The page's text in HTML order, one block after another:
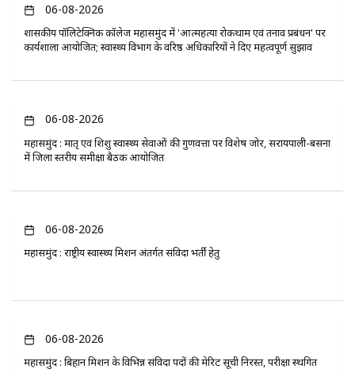
06-08-2026
​शासकीय पॉलिटेक्निक कॉलेज महासमुंद में 'आत्महत्या रोकथाम एवं तनाव प्रबंधन' पर
कार्यशाला आयोजित; स्वास्थ्य विभाग के वरिष्ठ अधिकारियों ने दिए महत्वपूर्ण सुझाव
06-08-2026
महासमुंद : मातृ एवं शिशु स्वास्थ्य सेवाओं की गुणवत्ता पर विशेष जोर, सरायपाली-बसना
में जिला स्तरीय समीक्षा बैठक आयोजित
06-08-2026
महासमुंद : राष्ट्रीय स्वास्थ्य मिशन अंतर्गत संविदा भर्ती हेतु
06-08-2026
महासमुंद : बिहान मिशन के विभिन्न संविदा पदों की मेरिट सूची निरस्त, परीक्षा स्थगित